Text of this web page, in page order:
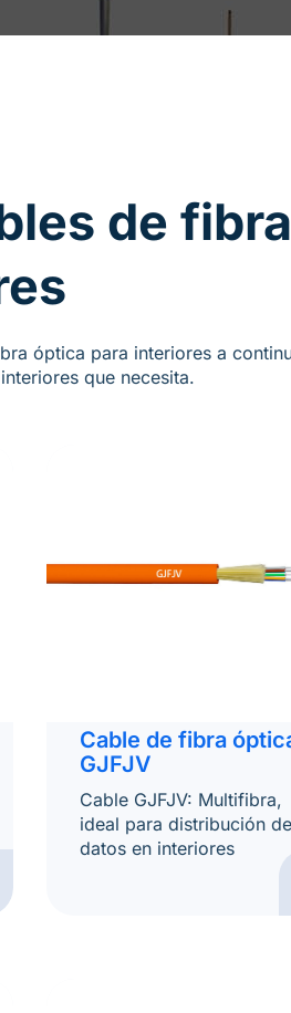
de
óptica para interiores a
que necesita.
Cable de fibra
GJFJV
Cable GJFJV: Multifibra,
ideal para distribución de
datos en interiores